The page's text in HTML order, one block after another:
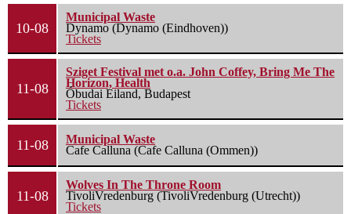
10-08
Municipal Waste
Dynamo (Dynamo (Eindhoven))
Tickets
11-08
Sziget Festival met o.a. John Coffey, Bring Me The
Horizon, Health
Óbudai Eiland, Budapest
Tickets
11-08
Municipal Waste
Cafe Calluna (Cafe Calluna (Ommen))
11-08
Wolves In The Throne Room
TivoliVredenburg (TivoliVredenburg (Utrecht))
Tickets